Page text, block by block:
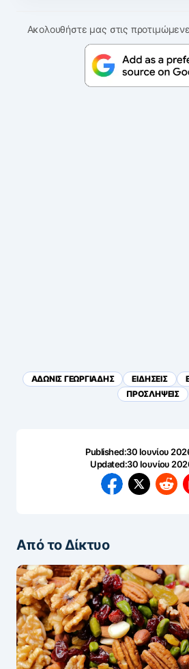
Ακολουθήστε μας στις
ΑΔΩΝΙΣ ΓΕΩΡΓΙΑΔΗΣ ΕΙΔΗΣΕΙΣ
ΠΡΟΣΛΗΨΕΙΣ
Published:30 Ιουνίου
Updated:30 Ιουνίου
Από το Δίκτυο